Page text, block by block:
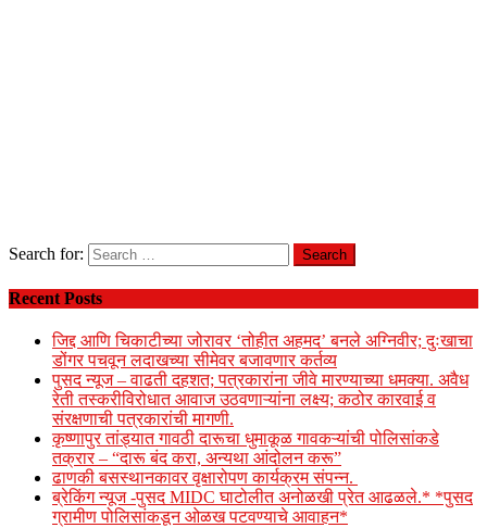
Search for:
Recent Posts
जिद्द आणि चिकाटीच्या जोरावर ‘तोहीत अहमद’ बनले अग्निवीर; दुःखाचा
डोंगर पचवून लदाखच्या सीमेवर बजावणार कर्तव्य
पुसद न्यूज – वाढती दहशत; पत्रकारांना जीवे मारण्याच्या धमक्या. अवैध
रेती तस्करीविरोधात आवाज उठवणाऱ्यांना लक्ष्य; कठोर कारवाई व
संरक्षणाची पत्रकारांची मागणी.
कृष्णापुर तांड्यात गावठी दारूचा धुमाकूळ गावकऱ्यांची पोलिसांकडे
तक्रार – “दारू बंद करा, अन्यथा आंदोलन करू”
ढाणकी बसस्थानकावर वृक्षारोपण कार्यक्रम संपन्न.
ब्रेकिंग न्यूज -पुसद MIDC घाटोलीत अनोळखी प्रेत आढळले.* *पुसद
ग्रामीण पोलिसांकडून ओळख पटवण्याचे आवाहन*